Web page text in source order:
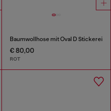
Baumwollhose mit Oval D Stickerei
€ 80,00
ROT